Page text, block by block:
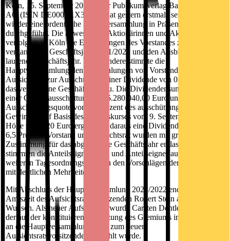
Köln, 15. September 2022 - Der Publikumsverlag Bastei Lübbe
AG (ISIN DE000A1X3YY0) hat gestern erstmals seit zwei Jahren
wieder eine ordentliche Hauptversammlung in Präsenz
durchgeführt. Die anwesenden Aktionärinnen und Aktionäre
verfolgten in Köln die Erläuterungen des Vorstandes zum
vergangenen Geschäftsjahr 2021/2022 und den Ausblick für das
laufende Geschäftsjahr. Insbesondere stimmte die
Hauptversammlung den Empfehlungen von Vorstand und
Aufsichtsrat zur Ausschüttung einer Dividende von 0,40 Euro für
das vergangene Geschäftsjahr zu. Die Dividendensumme entspricht
einer Gesamtausschüttung von 5.280.040,00 Euro und einer
Ausschüttungsquote von 47 Prozent des ausschüttungsfähigen
Gewinns. Auf Basis des Schlusskurses vom 9. September 2022 in
Höhe von 6,20 Euro ergibt sich daraus eine Dividendenrendite von
6,5 Prozent. Vorstand und Aufsichtsrat wurden mit großer
Zustimmung für das abgelaufene Geschäftsjahr entlastet, zudem
stimmten die Anteilseignerinnen und Anteilseigner auch in allen
weiteren Tagesordnungspunkten den Vorschlägen der Verwaltung
mit deutlichen Mehrheiten zu.
Mit Abschluss der Hauptversammlung 2021/2022 endete die
Amtszeit des Aufsichtsratsvorsitzenden Robert Stein auf eigenen
Wunsch. Als neuer Aufsichtsrat wurde Carsten Dentler gewählt,
der auf der konstituierenden Sitzung des Gremiums im Anschluss
an die Hauptversammlung auch zum neuen
Aufsichtsratsvorsitzenden gewählt wurde.